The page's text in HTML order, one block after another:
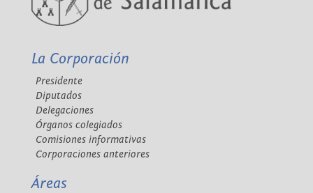
La Corporación
Presidente
Diputados
Delegaciones
Órganos colegiados
Comisiones informativas
Corporaciones anteriores
Áreas